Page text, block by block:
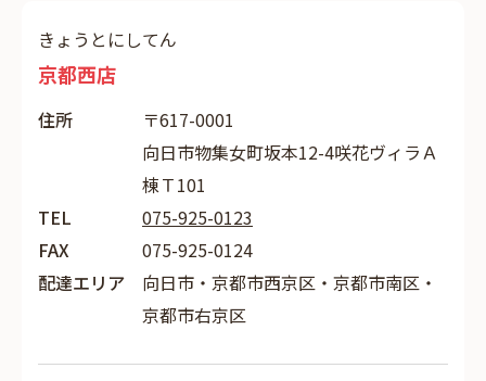
きょうとにしてん
京都西店
住所
〒617-0001
向日市物集女町坂本12-4咲花ヴィラＡ
棟Ｔ101
TEL
075-925-0123
FAX
075-925-0124
配達エリア
向日市・京都市西京区・京都市南区・
京都市右京区